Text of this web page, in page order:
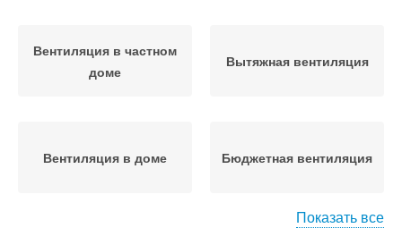
Вентиляция в частном
доме
Вытяжная вентиляция
Вентиляция в доме Бюджетная вентиляция
Показать все